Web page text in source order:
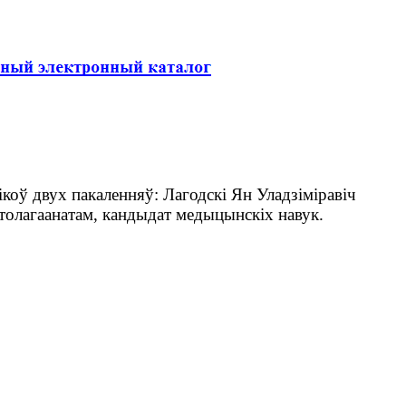
двух пакаленняў: Лагодскі Ян Уладзіміравіч
кандыдат медыцынскіх навук.